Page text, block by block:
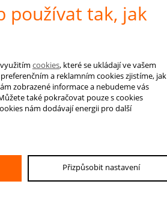
používat tak, jak
cookies, které se ukládají ve vašem
a reklamním cookies zjistíme, jak
zobrazené informace a nebudeme vás
také pokračovat pouze s cookies
nám dodávají energii pro další
Přizpůsobit nastavení